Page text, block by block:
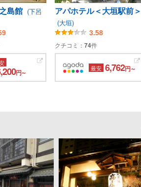
島館 (下呂
円～
アパホテル＜大垣駅前＞
(大垣)
3.58
クチコミ： 74件
最安 6,762円～